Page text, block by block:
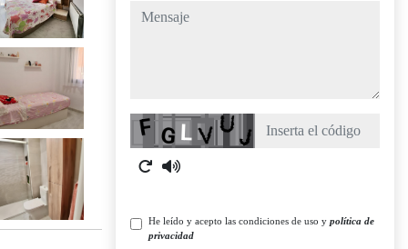
mensaje
Captcha
He leído y acepto las condiciones de uso y política de
privacidad